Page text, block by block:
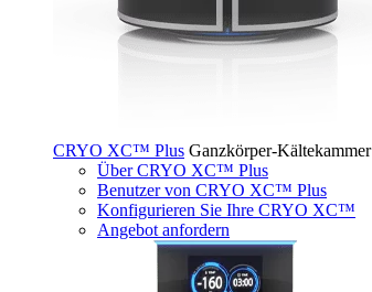
CRYO XC™ Plus Ganzkörper-Kältekammer
Über CRYO XC™ Plus
Benutzer von CRYO XC™ Plus
Konfigurieren Sie Ihre CRYO XC™
Angebot anfordern